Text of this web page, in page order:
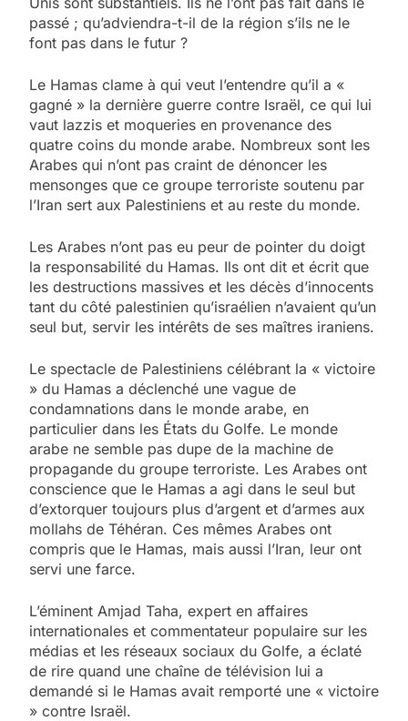
passé ; qu’adviendra-t-il de la région s’ils ne le
font pas dans le futur ?
Le Hamas clame à qui veut l’entendre qu’il a «
gagné » la dernière guerre contre Israël, ce qui lui
vaut lazzis et moqueries en provenance des
quatre coins du monde arabe. Nombreux sont les
Arabes qui n’ont pas craint de dénoncer les
mensonges que ce groupe terroriste soutenu par
l’Iran sert aux Palestiniens et au reste du monde.
Les Arabes n’ont pas eu peur de pointer du doigt
la responsabilité du Hamas. Ils ont dit et écrit que
les destructions massives et les décès d’innocents
tant du côté palestinien qu’israélien n’avaient qu’un
seul but, servir les intérêts de ses maîtres iraniens.
Le spectacle de Palestiniens célébrant la « victoire
» du Hamas a déclenché une vague de
condamnations dans le monde arabe, en
particulier dans les États du Golfe. Le monde
arabe ne semble pas dupe de la machine de
propagande du groupe terroriste. Les Arabes ont
conscience que le Hamas a agi dans le seul but
d’extorquer toujours plus d’argent et d’armes aux
mollahs de Téhéran. Ces mêmes Arabes ont
compris que le Hamas, mais aussi l’Iran, leur ont
servi une farce.
L’éminent Amjad Taha, expert en affaires
internationales et commentateur populaire sur les
médias et les réseaux sociaux du Golfe, a éclaté
de rire quand une chaîne de télévision lui a
demandé si le Hamas avait remporté une « victoire
» contre Israël.